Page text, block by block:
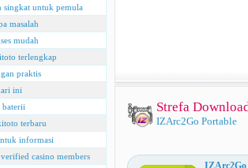
singkat untuk pemula
masalah
mudah
terlengkap
praktis
ini
terbaru
informasi
casino members
Strefa
IZArc2Go Portable
IZArc2Go